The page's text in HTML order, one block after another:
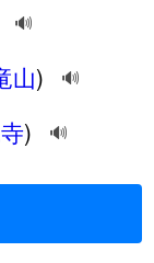
🔊
山) 🔊
) 🔊